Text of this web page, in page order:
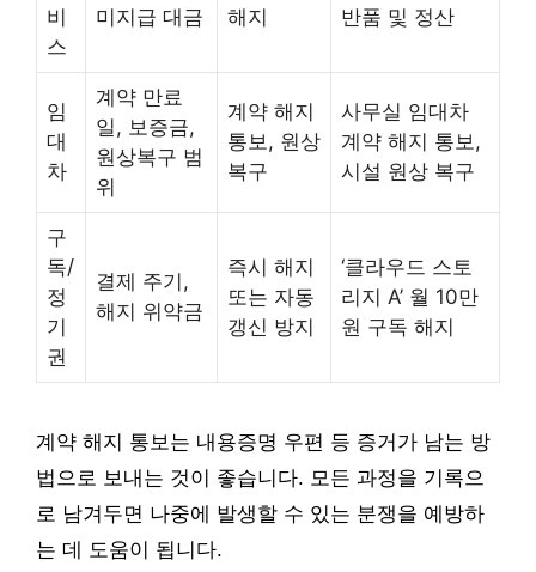
비
스
미지급 대금
해지
반품 및 정산
임
대
차
계약 만료
일, 보증금,
원상복구 범
위
계약 해지
통보, 원상
복구
사무실 임대차
계약 해지 통보,
시설 원상 복구
구
독/
정
기
권
결제 주기,
해지 위약금
즉시 해지
또는 자동
갱신 방지
‘클라우드 스토
리지 A’ 월 10만
원 구독 해지
계약 해지 통보는 내용증명 우편 등 증거가 남는 방
법으로 보내는 것이 좋습니다. 모든 과정을 기록으
로 남겨두면 나중에 발생할 수 있는 분쟁을 예방하
는 데 도움이 됩니다.